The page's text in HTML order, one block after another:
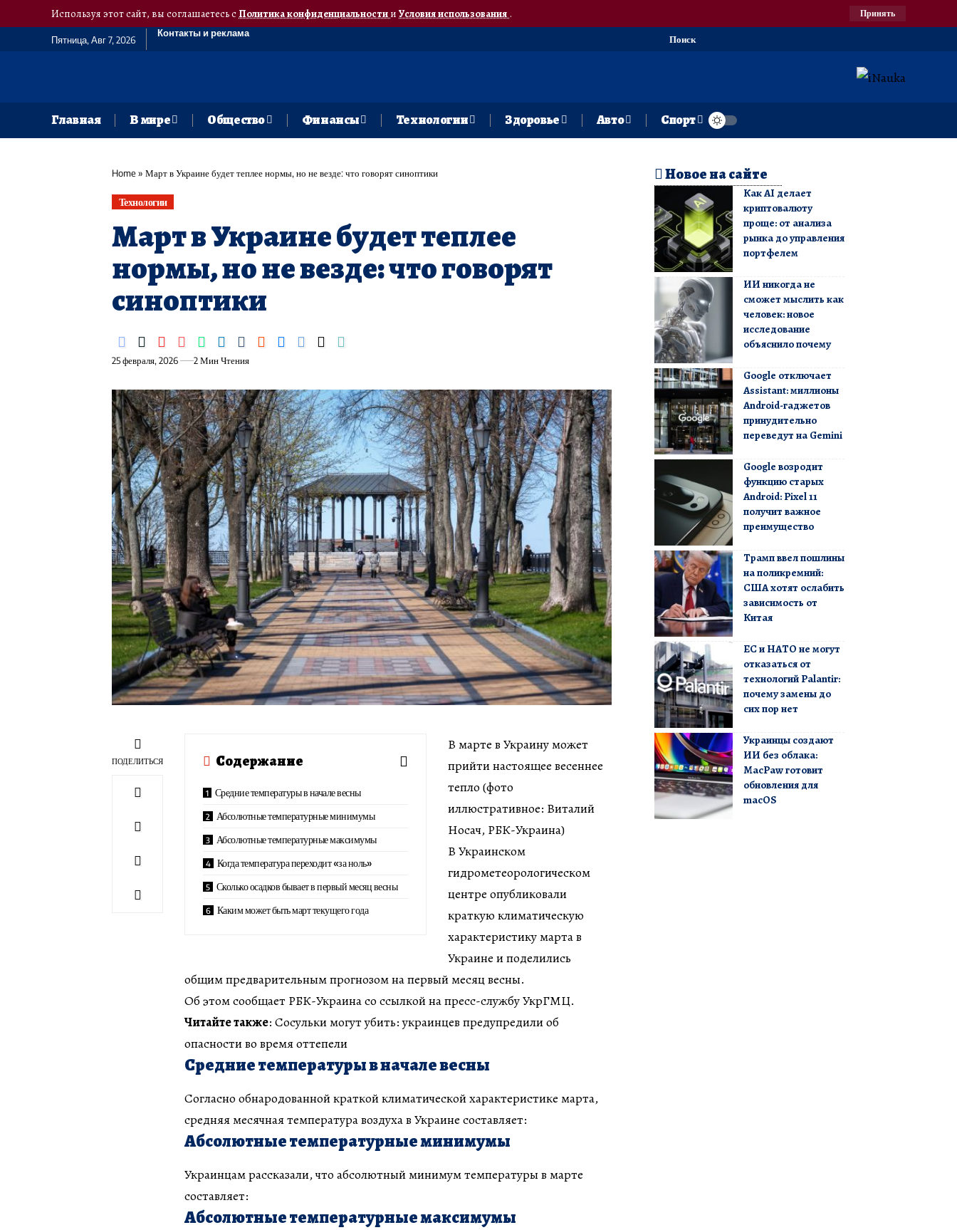
Используя этот сайт, вы соглашаетесь сПолитика конфиденциальностии Условия использования. Принять
Пятница, Авг 7, 2026
Контакты и реклама
Поиск
Главная В мире Общество Финансы Технологии Здоровье Авто Спорт
Home» Март в Украине будет теплее нормы, но не везде: что говорят синоптики
Технологии
Март в Украине будет теплее
нормы, но не везде: что говорят
синоптики
25 февраля, 2026 2 Мин Чтения
ПОДЕЛИТЬСЯ Содержание
Средние температуры в начале весны
Абсолютные температурные минимумы
Абсолютные температурные максимумы
Когда температура переходит «за ноль»
Сколько осадков бывает в первый месяц весны
Каким может быть март текущего года
В марте в Украину может
прийти настоящее весеннее
тепло (фото
иллюстративное: Виталий
Носач, РБК-Украина)
В Украинском
гидрометеорологическом
центре опубликовали
краткую климатическую
характеристику марта в
Украине и поделились
общим предварительным прогнозом на первый месяц весны.
Об этом сообщает РБК-Украина со ссылкой на пресс-службу УкрГМЦ.
Читайте также: Сосульки могут убить: украинцев предупредили об
опасности во время оттепели
Средние температуры в начале весны
Согласно обнародованной краткой климатической характеристике марта,
средняя месячная температура воздуха в Украине составляет:
Абсолютные температурные минимумы
Украинцам рассказали, что абсолютный минимум температуры в марте
составляет:
Абсолютные температурные максимумы
Новое на сайте
Как AI делает
криптовалюту
проще: от анализа
рынка до управления
портфелем
ИИ никогда не
сможет мыслить как
человек: новое
исследование
объяснило почему
Google отключает
Assistant: миллионы
Android-гаджетов
принудительно
переведут на Gemini
Google возродит
функцию старых
Android: Pixel 11
получит важное
преимущество
Трамп ввел пошлины
на поликремний:
США хотят ослабить
зависимость от
Китая
ЕС и НАТО не могут
отказаться от
технологий Palantir:
почему замены до
сих пор нет
Украинцы создают
ИИ без облака:
MacPaw готовит
обновления для
macOS